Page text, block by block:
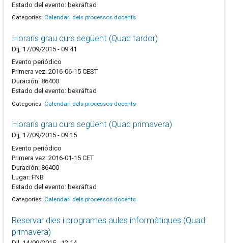
Estado del evento: bekräftad
Categories: Calendari dels processos docents
Horaris grau curs següent (Quad tardor)
Dij, 17/09/2015 - 09:41
Evento periódico
Primera vez: 2016-06-15 CEST
Duración: 86400
Estado del evento: bekräftad
Categories: Calendari dels processos docents
Horaris grau curs següent (Quad primavera)
Dij, 17/09/2015 - 09:15
Evento periódico
Primera vez: 2016-01-15 CET
Duración: 86400
Lugar: FNB
Estado del evento: bekräftad
Categories: Calendari dels processos docents
Reservar dies i programes aules informàtiques (Quad
primavera)